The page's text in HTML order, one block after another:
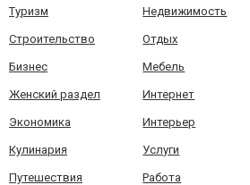
Туризм Недвижимость
Строительство Отдых
Бизнес Мебель
Женский раздел Интернет
Экономика Интерьер
Кулинария Услуги
Путешествия Работа